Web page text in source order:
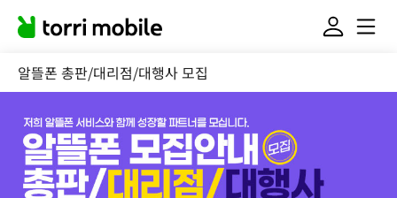
알뜰폰 총판/대리점/대행사 모집